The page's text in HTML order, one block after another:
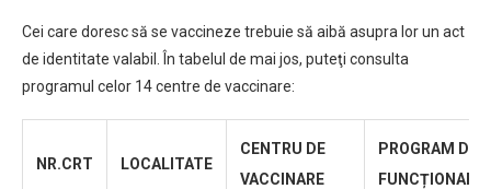
Cei care doresc să se vaccineze trebuie să aibă asupra lor un act
de identitate valabil. În tabelul de mai jos, puteţi consulta
programul celor 14 centre de vaccinare:
NR.CRT LOCALITATE
CENTRU DE
VACCINARE
PROGRAM DE
FUNCȚIONARE